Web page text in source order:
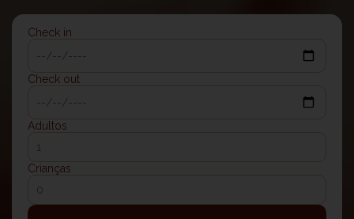
Check in
Check out
Adultos
Crianças